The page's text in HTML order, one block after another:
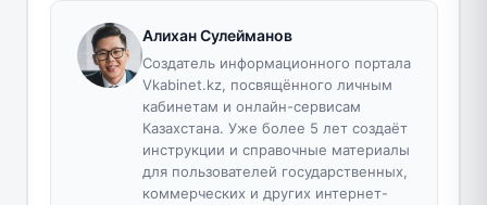
Алихан Сулейманов
Создатель информационного портала
Vkabinet.kz, посвящённого личным
кабинетам и онлайн-сервисам
Казахстана. Уже более 5 лет создаёт
инструкции и справочные материалы
для пользователей государственных,
коммерческих и других интернет-